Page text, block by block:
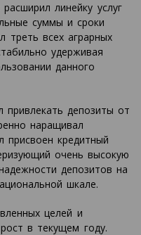
линейку услуг
суммы и сроки
треть всех аграрных
удерживая
данного
привлекать депозиты от
наращивал
присвоен кредитный
очень высокую
депозитов на
шкале.
целей и
в текущем году.